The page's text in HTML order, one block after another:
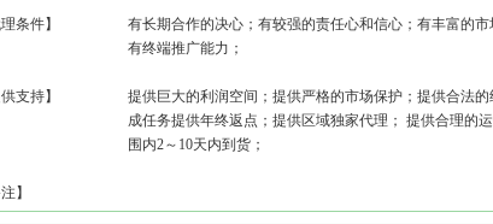
理条件】
有长期合作的决心；有较强的责任心和信心；有丰富的
有终端推广能力；
供支持】
提供巨大的利润空间；提供严格的市场保护；提供合法
成任务提供年终返点；提供区域独家代理； 提供合理的
围内2～10天内到货；
】